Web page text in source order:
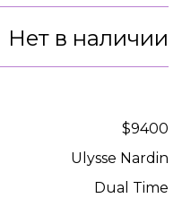
Нет в наличии
$9400
Ulysse Nardin
Dual Time